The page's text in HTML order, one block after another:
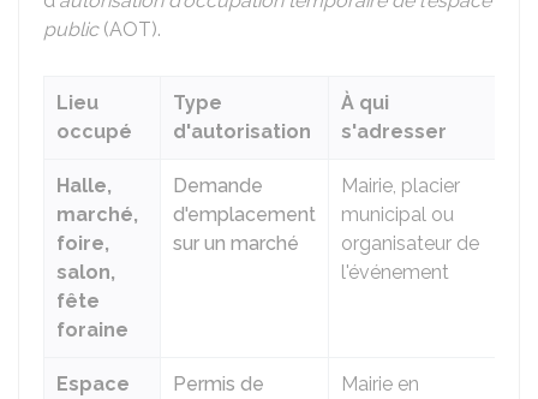
public(AOT).
Lieu
occupé
Type
d'autorisation
À qui
s'adresser
Halle,
marché,
foire,
salon,
fête
foraine
Demande
d'emplacement
sur un marché
Mairie, placier
municipal ou
organisateur de
l'événement
Espace
Permis de
Mairie en